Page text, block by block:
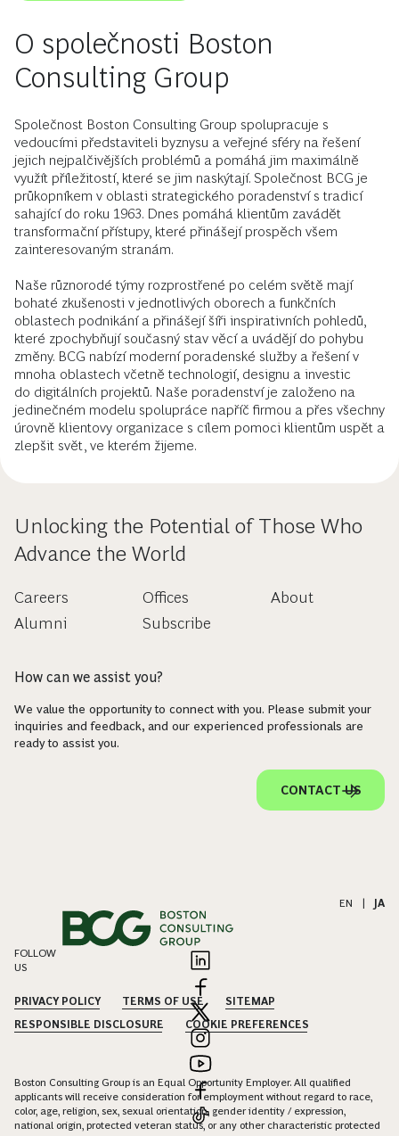
O společnosti Boston
Consulting Group
Společnost Boston Consulting Group spolupracuje s
vedoucími představiteli byznysu a veřejné sféry na řešení
jejich nejpalčivějších problémů a pomáhá jim maximálně
využít příležitostí, které se jim naskýtají. Společnost BCG je
průkopníkem v oblasti strategického poradenství s tradicí
sahající do roku 1963. Dnes pomáhá klientům zavádět
transformační přístupy, které přinášejí prospěch všem
zainteresovaným stranám.
Naše různorodé týmy rozprostřené po celém světě mají
bohaté zkušenosti v jednotlivých oborech a funkčních
oblastech podnikání a přinášejí šíři inspirativních pohledů,
které zpochybňují současný stav věcí a uvádějí do pohybu
změny. BCG nabízí moderní poradenské služby a řešení v
mnoha oblastech včetně technologií, designu a investic
do digitálních projektů. Naše poradenství je založeno na
jedinečném modelu spolupráce napříč firmou a přes všechny
úrovně klientovy organizace s cílem pomoci klientům uspět a
zlepšit svět, ve kterém žijeme.
Unlocking the Potential of Those Who
Advance the World
Careers
Alumni
Offices
Subscribe
About
How can we assist you?
We value the opportunity to connect with you. Please submit your
inquiries and feedback, and our experienced professionals are
ready to assist you.
CONTACT US
EN JA
FOLLOW
US
PRIVACY POLICY TERMS OF USE
SITEMAP
RESPONSIBLE DISCLOSURE
COOKIE PREFERENCES
Boston Consulting Group is an Equal Opportunity Employer. All qualified
applicants will receive consideration for employment without regard to race,
color, age, religion, sex, sexual orientation, gender identity / expression,
national origin, protected veteran status, or any other characteristic protected